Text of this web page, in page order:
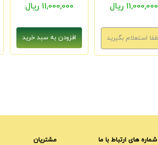
11,000,000 ریال 11,000,000 ریال
شماره های ارتباط با ما مشتریان